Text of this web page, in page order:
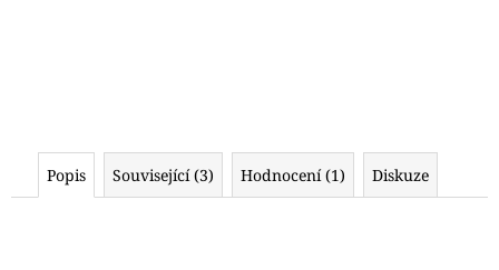
Popis Související (3) Hodnocení (1) Diskuze